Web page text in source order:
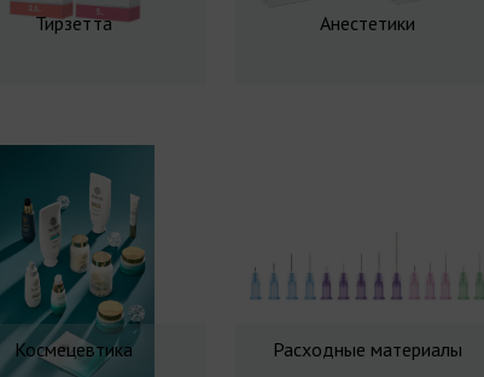
Тирзетта Анестетики
Космецевтика Расходные материалы